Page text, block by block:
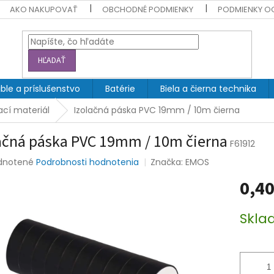
AKO NAKUPOVAŤ OBCHODNÉ PODMIENKY PODMIENKY
HĽADAŤ
a príslušenstvo Batérie Biela a čierna technika
materiál Izolačná páska PVC 19mm / 10m čierna
páska PVC 19mm / 10m čierna F61912
Podrobnosti hodnotenia Značka:EMOS
cena: